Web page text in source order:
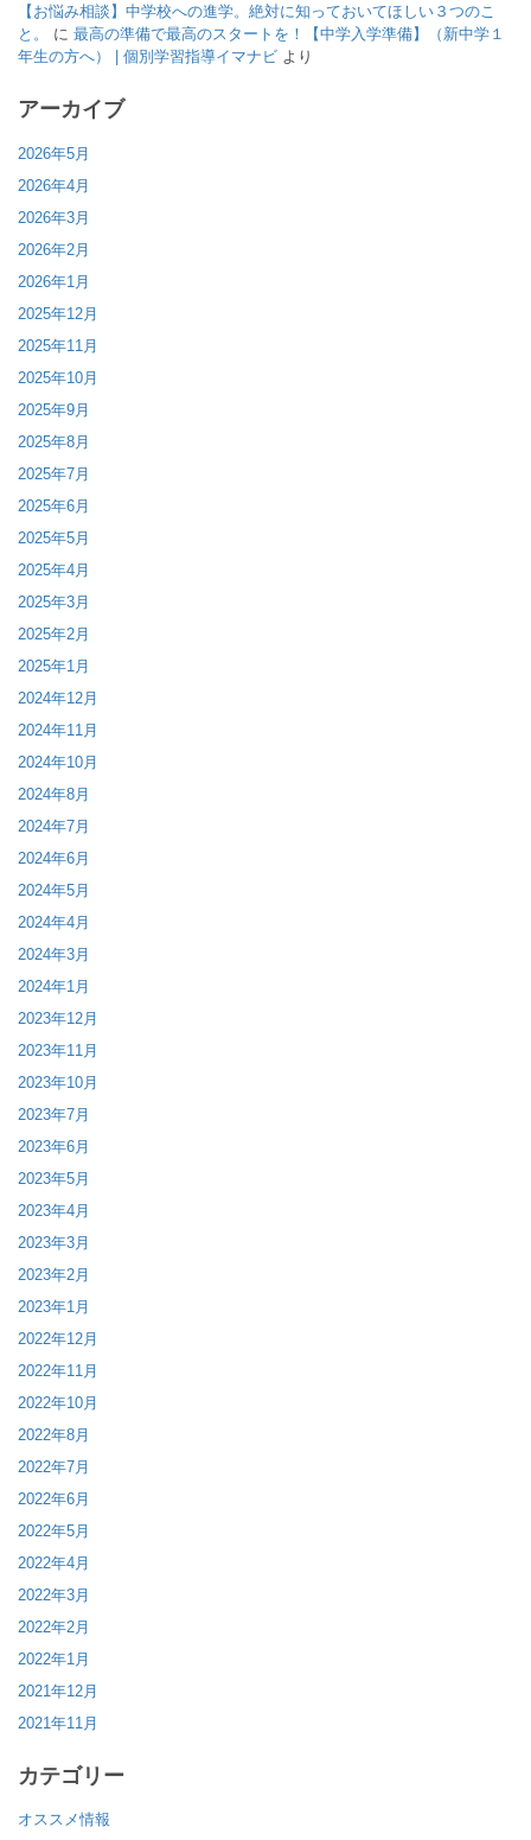
【お悩み相談】中学校への進学。絶対に知っておいてほしい３つのこ
と。
に 最高の準備で最高のスタートを！【中学入学準備】（新中学１
年生の方へ） | 個別学習指導イマナビ より
アーカイブ
2026年5月
2026年4月
2026年3月
2026年2月
2026年1月
2025年12月
2025年11月
2025年10月
2025年9月
2025年8月
2025年7月
2025年6月
2025年5月
2025年4月
2025年3月
2025年2月
2025年1月
2024年12月
2024年11月
2024年10月
2024年8月
2024年7月
2024年6月
2024年5月
2024年4月
2024年3月
2024年1月
2023年12月
2023年11月
2023年10月
2023年7月
2023年6月
2023年5月
2023年4月
2023年3月
2023年2月
2023年1月
2022年12月
2022年11月
2022年10月
2022年8月
2022年7月
2022年6月
2022年5月
2022年4月
2022年3月
2022年2月
2022年1月
2021年12月
2021年11月
カテゴリー
オススメ情報